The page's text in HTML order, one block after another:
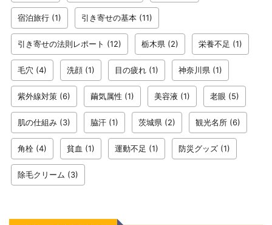
宿泊旅行 (1) 引き寄せの基本 (11)
引き寄せの法則レポート (12) 栃木県 (2) 栄養不足 (1)
毛穴 (4) 洗顔 (1) 目の疲れ (1) 神奈川県 (1)
紫外線対策 (6) 繭気属性 (1) 美容液 (1) 老眼 (5)
肌の仕組み (3) 脇汗 (1) 茨城県 (2) 観光名所 (6)
角栓 (4) 貧血 (1) 運動不足 (1) 防災グッズ (1)
除毛クリーム (3)